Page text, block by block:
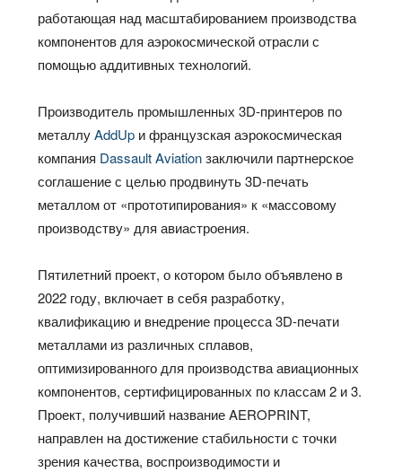
работающая над масштабированием производства
компонентов для аэрокосмической отрасли с
помощью аддитивных технологий.
Производитель промышленных 3D-принтеров по
металлуAddUp и французская аэрокосмическая
компания Dassault Aviationзаключили партнерское
соглашение с целью продвинуть 3D-печать
металлом от «прототипирования» к «массовому
производству» для авиастроения.
Пятилетний проект, о котором было объявлено в
2022 году, включает в себя разработку,
квалификацию и внедрение процесса 3D-печати
металлами из различных сплавов,
оптимизированного для производства авиационных
компонентов, сертифицированных по классам 2 и 3.
Проект, получивший название AEROPRINT,
направлен на достижение стабильности с точки
зрения качества, воспроизводимости и